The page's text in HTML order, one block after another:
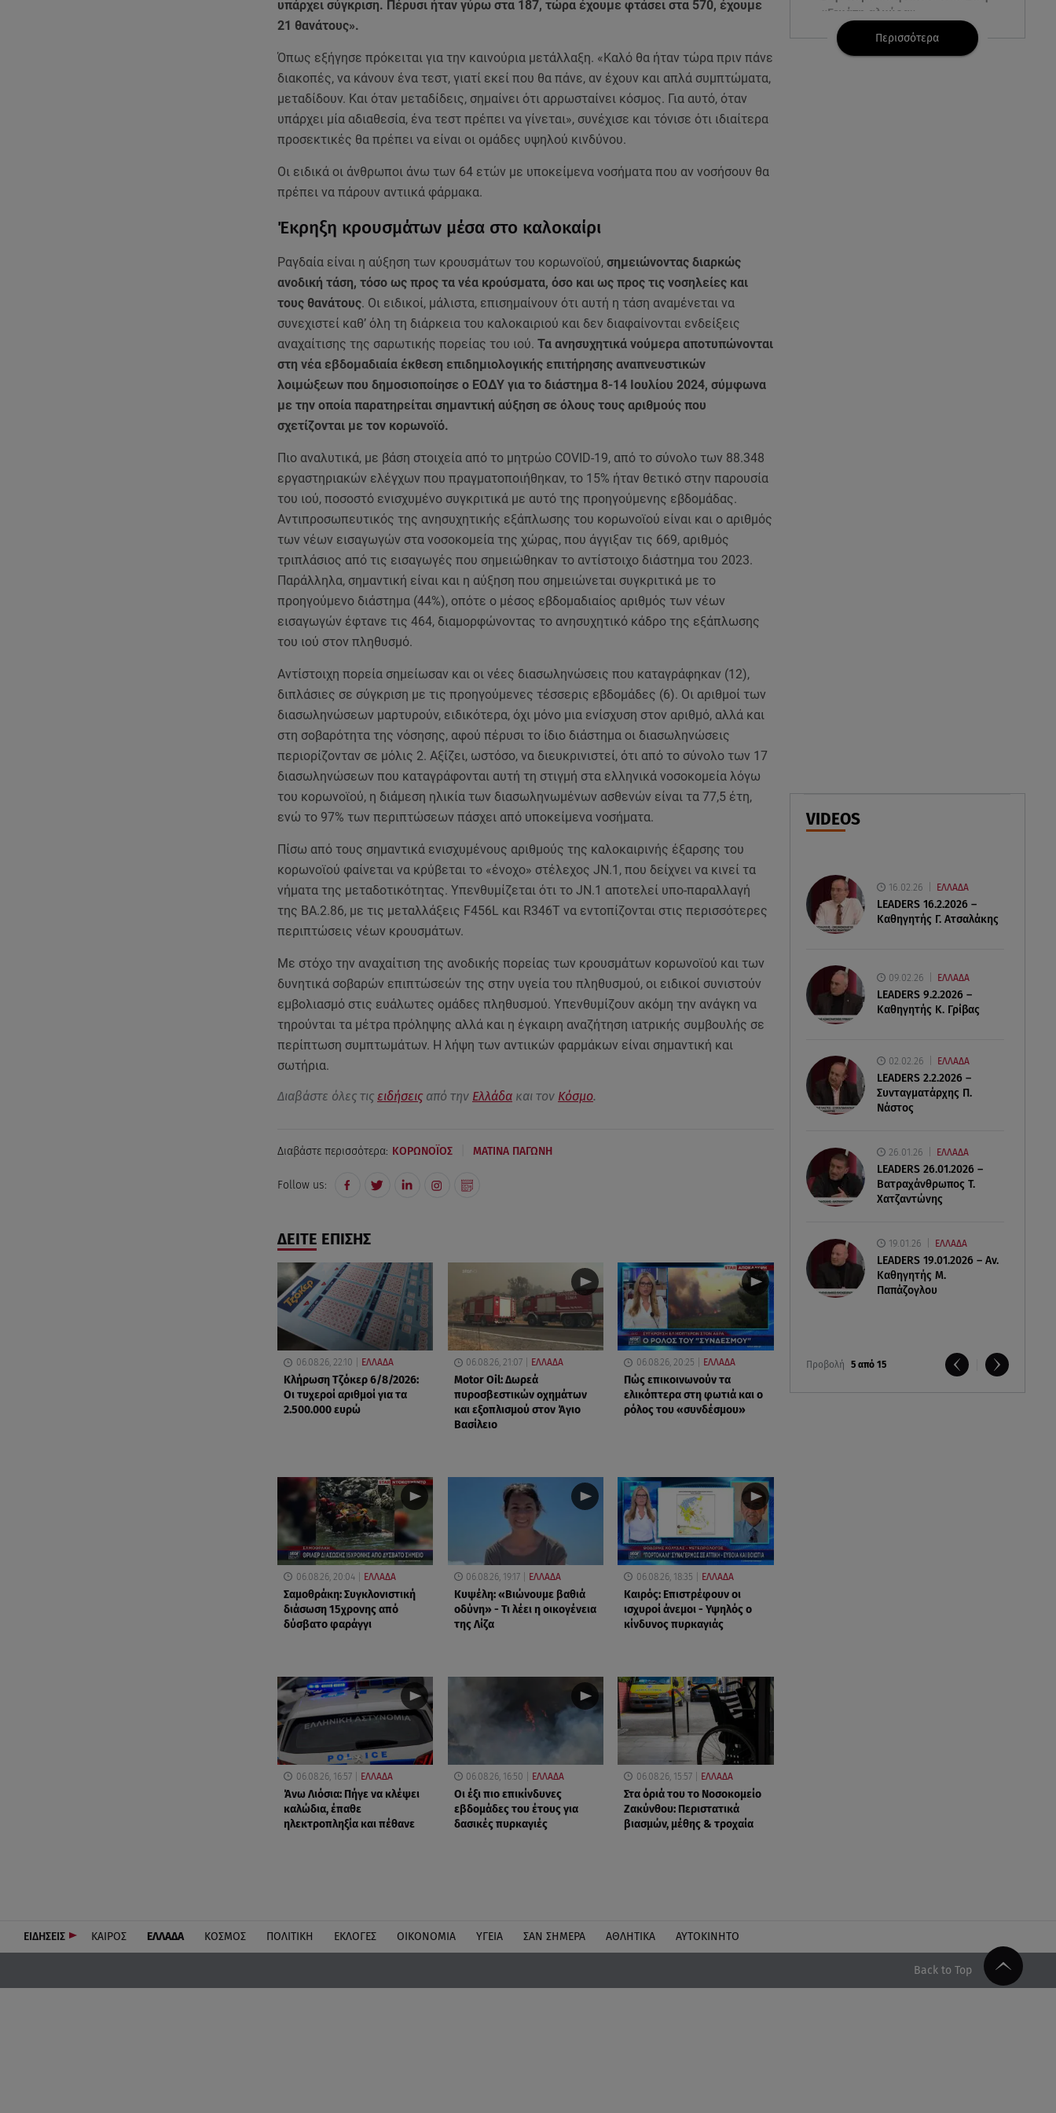
«Γεμάτη αλμύρα»
06.08.26 , 22:10
κούραση του χειμώνα»
Σαμοθράκη: Συγκλονιστική
διάσωση 15χρονης από
δύσβατο φαράγγι
Περισσότερα
VIDEOS
16.02.26 ΕΛΛΑΔΑ
LEADERS 16.2.2026 –
Καθηγητής Γ. Ατσαλάκης
09.02.26 ΕΛΛΑΔΑ
LEADERS 9.2.2026 –
Καθηγητής Κ. Γρίβας
02.02.26 ΕΛΛΑΔΑ
LEADERS 2.2.2026 –
Συνταγματάρχης Π.
Νάστος
26.01.26 ΕΛΛΑΔΑ
LEADERS 26.01.2026 –
Βατραχάνθρωπος Τ.
Χατζαντώνης
19.01.26 ΕΛΛΑΔΑ
LEADERS 19.01.2026 – Αν.
Καθηγητής Μ.
Παπάζογλου
Προβολή 5 από 15
υπάρχει σύγκριση. Πέρυσι ήταν γύρω στα 187, τώρα έχουμε φτάσει στα 570, έχουμε
21 θανάτους».
Όπως εξήγησε πρόκειται για την καινούρια μετάλλαξη. «Καλό θα ήταν τώρα πριν πάνε
διακοπές, να κάνουν ένα τεστ, γιατί εκεί που θα πάνε, αν έχουν και απλά συμπτώματα,
μεταδίδουν. Και όταν μεταδίδεις, σημαίνει ότι αρρωσταίνει κόσμος. Για αυτό, όταν
υπάρχει μία αδιαθεσία, ένα τεστ πρέπει να γίνεται», συνέχισε και τόνισε ότι ιδιαίτερα
προσεκτικές θα πρέπει να είναι οι ομάδες υψηλού κινδύνου.
Οι ειδικά οι άνθρωποι άνω των 64 ετών με υποκείμενα νοσήματα που αν νοσήσουν θα
πρέπει να πάρουν αντιικά φάρμακα.
Έκρηξη κρουσμάτων μέσα στο καλοκαίρι
Ραγδαία είναι η αύξηση των κρουσμάτων του κορωνοϊού, σημειώνοντας διαρκώς
ανοδική τάση, τόσο ως προς τα νέα κρούσματα, όσο και ως προς τις νοσηλείες και
τους θανάτους. Οι ειδικοί, μάλιστα, επισημαίνουν ότι αυτή η τάση αναμένεται να
συνεχιστεί καθ’ όλη τη διάρκεια του καλοκαιριού και δεν διαφαίνονται ενδείξεις
αναχαίτισης της σαρωτικής πορείας του ιού. Τα ανησυχητικά νούμερα αποτυπώνονται
στη νέα εβδομαδιαία έκθεση επιδημιολογικής επιτήρησης αναπνευστικών
λοιμώξεων που δημοσιοποίησε ο ΕΟΔΥ για το διάστημα 8-14 Ιουλίου 2024, σύμφωνα
με την οποία παρατηρείται σημαντική αύξηση σε όλους τους αριθμούς που
σχετίζονται με τον κορωνοϊό.
Πιο αναλυτικά, με βάση στοιχεία από το μητρώο COVID-19, από το σύνολο των 88.348
εργαστηριακών ελέγχων που πραγματοποιήθηκαν, το 15% ήταν θετικό στην παρουσία
του ιού, ποσοστό ενισχυμένο συγκριτικά με αυτό της προηγούμενης εβδομάδας.
Αντιπροσωπευτικός της ανησυχητικής εξάπλωσης του κορωνοϊού είναι και ο αριθμός
των νέων εισαγωγών στα νοσοκομεία της χώρας, που άγγιξαν τις 669, αριθμός
τριπλάσιος από τις εισαγωγές που σημειώθηκαν το αντίστοιχο διάστημα του 2023.
Παράλληλα, σημαντική είναι και η αύξηση που σημειώνεται συγκριτικά με το
προηγούμενο διάστημα (44%), οπότε ο μέσος εβδομαδιαίος αριθμός των νέων
εισαγωγών έφτανε τις 464, διαμορφώνοντας το ανησυχητικό κάδρο της εξάπλωσης
του ιού στον πληθυσμό.
Αντίστοιχη πορεία σημείωσαν και οι νέες διασωληνώσεις που καταγράφηκαν (12),
διπλάσιες σε σύγκριση με τις προηγούμενες τέσσερις εβδομάδες (6). Οι αριθμοί των
διασωληνώσεων μαρτυρούν, ειδικότερα, όχι μόνο μια ενίσχυση στον αριθμό, αλλά και
στη σοβαρότητα της νόσησης, αφού πέρυσι το ίδιο διάστημα οι διασωληνώσεις
περιορίζονταν σε μόλις 2. Αξίζει, ωστόσο, να διευκρινιστεί, ότι από το σύνολο των 17
διασωληνώσεων που καταγράφονται αυτή τη στιγμή στα ελληνικά νοσοκομεία λόγω
του κορωνοϊού, η διάμεση ηλικία των διασωληνωμένων ασθενών είναι τα 77,5 έτη,
ενώ το 97% των περιπτώσεων πάσχει από υποκείμενα νοσήματα.
Πίσω από τους σημαντικά ενισχυμένους αριθμούς της καλοκαιρινής έξαρσης του
κορωνοϊού φαίνεται να κρύβεται το «ένοχο» στέλεχος JN.1, που δείχνει να κινεί τα
νήματα της μεταδοτικότητας. Υπενθυμίζεται ότι το JN.1 αποτελεί υπο-παραλλαγή
της BA.2.86, με τις μεταλλάξεις F456L και R346T να εντοπίζονται στις περισσότερες
περιπτώσεις νέων κρουσμάτων.
Με στόχο την αναχαίτιση της ανοδικής πορείας των κρουσμάτων κορωνοϊού και των
δυνητικά σοβαρών επιπτώσεών της στην υγεία του πληθυσμού, οι ειδικοί συνιστούν
εμβολιασμό στις ευάλωτες ομάδες πληθυσμού. Υπενθυμίζουν ακόμη την ανάγκη να
τηρούνται τα μέτρα πρόληψης αλλά και η έγκαιρη αναζήτηση ιατρικής συμβουλής σε
περίπτωση συμπτωμάτων. Η λήψη των αντιικών φαρμάκων είναι σημαντική και
σωτήρια.
Διαβάστε όλες τις ειδήσειςαπό την Ελλάδακαι τον Κόσμο.
Διαβάστε περισσότερα: ΚΟΡΩΝΟΪΟΣ ΜΑΤΙΝΑ ΠΑΓΩΝΗ
Follow us:
ΔΕΙΤΕ ΕΠΙΣΗΣ
06.08.26, 22:10 ΕΛΛΑΔΑ
Κλήρωση Τζόκερ 6/8/2026:
Οι τυχεροί αριθμοί για τα
2.500.000 ευρώ
06.08.26, 21:07 ΕΛΛΑΔΑ
Motor Oil: Δωρεά
πυροσβεστικών οχημάτων
και εξοπλισμού στον Άγιο
Βασίλειο
06.08.26, 20:25 ΕΛΛΑΔΑ
Πώς επικοινωνούν τα
ελικόπτερα στη φωτιά και ο
ρόλος του «συνδέσμου»
06.08.26, 20:04 ΕΛΛΑΔΑ
Σαμοθράκη: Συγκλονιστική
διάσωση 15χρονης από
δύσβατο φαράγγι
06.08.26, 19:17 ΕΛΛΑΔΑ
Κυψέλη: «Βιώνουμε βαθιά
οδύνη» - Τι λέει η οικογένεια
της Λίζα
06.08.26, 18:35 ΕΛΛΑΔΑ
Καιρός: Επιστρέφουν οι
ισχυροί άνεμοι - Υψηλός ο
κίνδυνος πυρκαγιάς
06.08.26, 16:57 ΕΛΛΑΔΑ
Άνω Λιόσια: Πήγε να κλέψει
καλώδια, έπαθε
ηλεκτροπληξία και πέθανε
06.08.26, 16:50 ΕΛΛΑΔΑ
Οι έξι πιο επικίνδυνες
εβδομάδες του έτους για
δασικές πυρκαγιές
06.08.26, 15:57 ΕΛΛΑΔΑ
Στα όριά του το Νοσοκομείο
Ζακύνθου: Περιστατικά
βιασμών, μέθης & τροχαία
ΕΙΔΗΣΕΙΣ ΚΑΙΡΟΣ ΕΛΛΑΔΑ ΚΟΣΜΟΣ ΠΟΛΙΤΙΚΗ ΕΚΛΟΓΕΣ ΟΙΚΟΝΟΜΙΑ ΥΓΕΙΑ ΣΑΝ ΣΗΜΕΡΑ ΑΘΛΗΤΙΚΑ ΑΥΤΟΚΙΝΗΤΟ
Back to Top